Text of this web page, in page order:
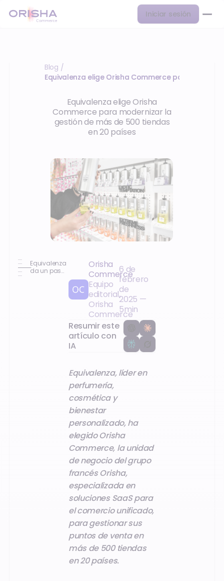
Iniciar sesión
Blog /
Equivalenza elige Orisha Commerce para
Equivalenza elige Orisha
Commerce para modernizar la
gestión de más de 500 tiendas
en 20 países
Equivalenza
da un paso
Orisha
Commerce
Equipo
editorial,
Orisha
Commerce
6 de
febrero
de
2025 —
5min
Resumir este
artículo con
IA
Equivalenza, líder en
perfumería,
cosmética y
bienestar
personalizado, ha
elegido Orisha
Commerce, la unidad
de negocio del grupo
francés Orisha,
especializada en
soluciones SaaS para
el comercio unificado,
para gestionar sus
puntos de venta en
más de 500 tiendas
en 20 países.